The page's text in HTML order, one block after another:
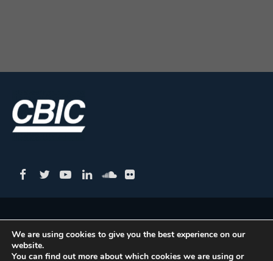
CBIC | SBN Quadra 01 – Bloco I – 4º Andar Edifício:
Armando Monteiro Neto - CEP 70.040-913 - Brasília/DF
| Tel.:(61) 3327-1013 / (61) 98179-5580
We are using cookies to give you the best experience on our
website.
You can find out more about which cookies we are using or